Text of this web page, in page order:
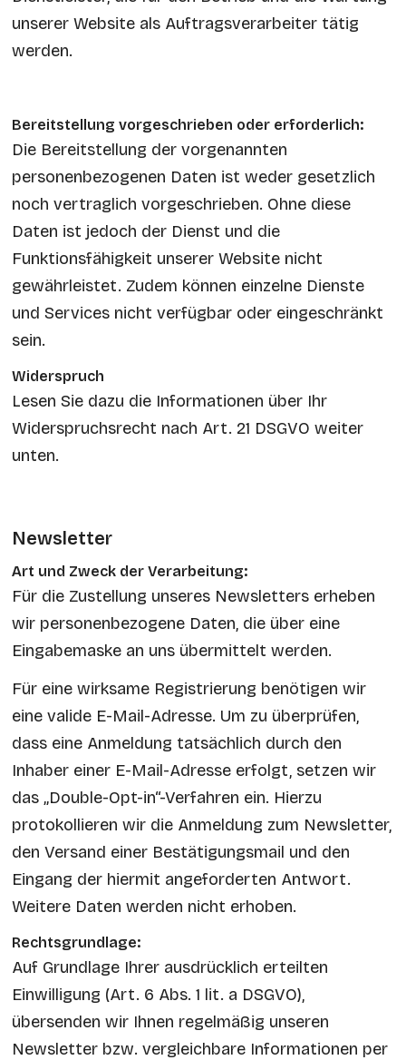
unserer Website als Auftragsverarbeiter tätig
werden.
Bereitstellung vorgeschrieben oder erforderlich:
Die Bereitstellung der vorgenannten
personenbezogenen Daten ist weder gesetzlich
noch vertraglich vorgeschrieben. Ohne diese
Daten ist jedoch der Dienst und die
Funktionsfähigkeit unserer Website nicht
gewährleistet. Zudem können einzelne Dienste
und Services nicht verfügbar oder eingeschränkt
sein.
Widerspruch
Lesen Sie dazu die Informationen über Ihr
Widerspruchsrecht nach Art. 21 DSGVO weiter
unten.
Newsletter
Art und Zweck der Verarbeitung:
Für die Zustellung unseres Newsletters erheben
wir personenbezogene Daten, die über eine
Eingabemaske an uns übermittelt werden.
Für eine wirksame Registrierung benötigen wir
eine valide E-Mail-Adresse. Um zu überprüfen,
dass eine Anmeldung tatsächlich durch den
Inhaber einer E-Mail-Adresse erfolgt, setzen wir
das „Double-Opt-in“-Verfahren ein. Hierzu
protokollieren wir die Anmeldung zum Newsletter,
den Versand einer Bestätigungsmail und den
Eingang der hiermit angeforderten Antwort.
Weitere Daten werden nicht erhoben.
Rechtsgrundlage:
Auf Grundlage Ihrer ausdrücklich erteilten
Einwilligung (Art. 6 Abs. 1 lit. a DSGVO),
übersenden wir Ihnen regelmäßig unseren
Newsletter bzw. vergleichbare Informationen per